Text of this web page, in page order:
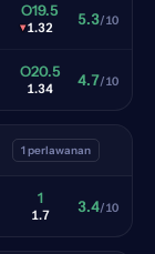
O19.5
▾1.32 5.3/10
O20.5
1.34 4.7/10
1 perlawanan
1
1.7 3.4/10